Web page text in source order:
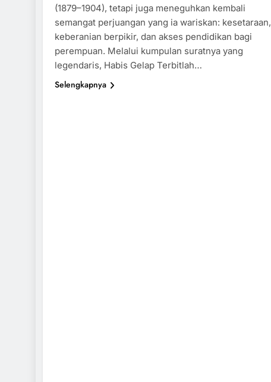
(1879–1904), tetapi juga meneguhkan kembali
semangat perjuangan yang ia wariskan: kesetaraan,
keberanian berpikir, dan akses pendidikan bagi
perempuan. Melalui kumpulan suratnya yang
legendaris, Habis Gelap Terbitlah…
Selengkapnya